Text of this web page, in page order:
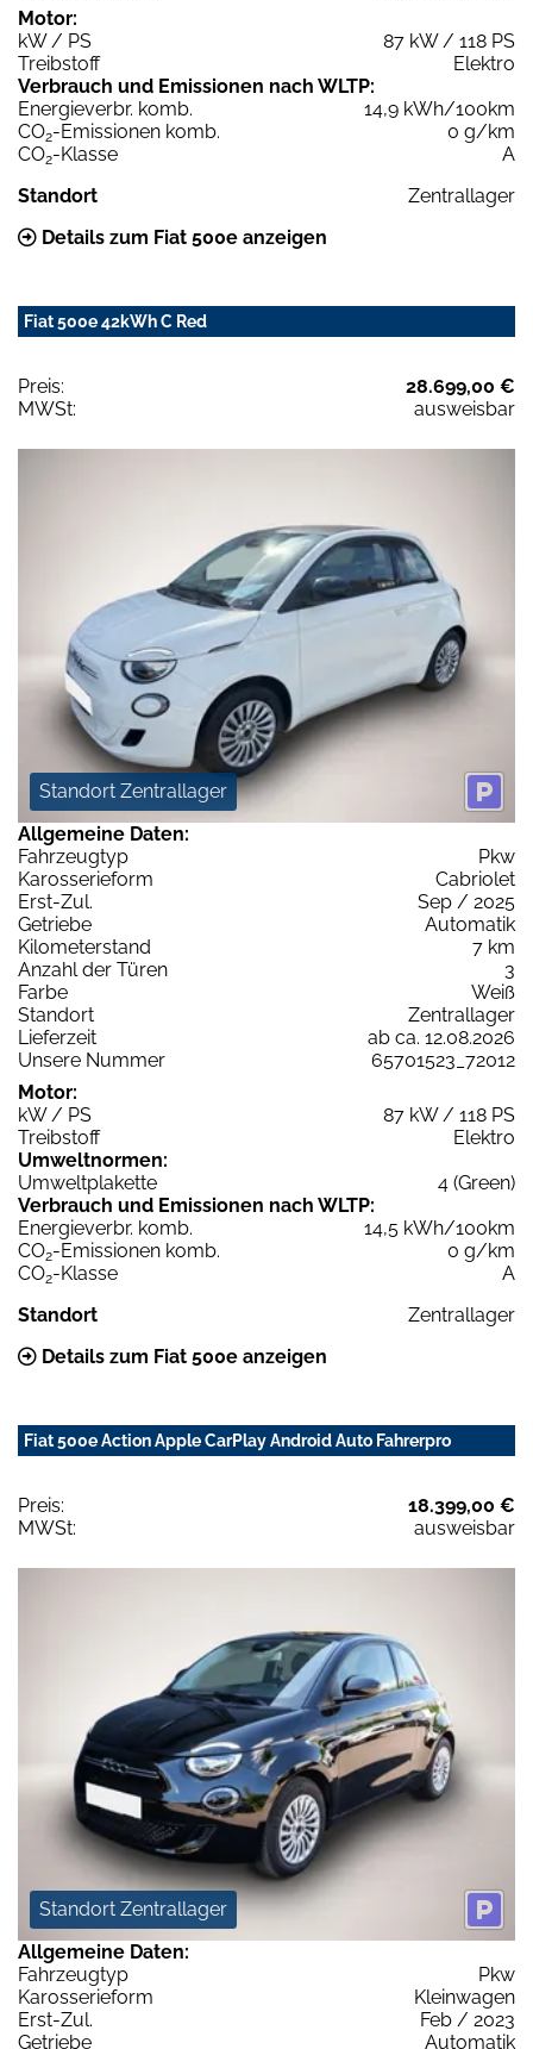
Motor:
kW / PS
87 kW / 118 PS
Treibstoff
Elektro
Verbrauch und Emissionen nach WLTP:
Energieverbr. komb.
14,9 kWh/100km
CO2-Emissionen komb.
0 g/km
CO2-Klasse
A
Standort
Zentrallager
Details zum Fiat 500e anzeigen
Fiat 500e 42kWh C Red
Preis:
28.699,00 €
MWSt:
ausweisbar
Standort Zentrallager
Allgemeine Daten:
Fahrzeugtyp
Pkw
Karosserieform
Cabriolet
Erst-Zul.
Sep / 2025
Getriebe
Automatik
Kilometerstand
7 km
Anzahl der Türen
3
Farbe
Weiß
Standort
Zentrallager
Lieferzeit
ab ca. 12.08.2026
Unsere Nummer
65701523_72012
Motor:
kW / PS
87 kW / 118 PS
Treibstoff
Elektro
Umweltnormen:
Umweltplakette
4 (Green)
Verbrauch und Emissionen nach WLTP:
Energieverbr. komb.
14,5 kWh/100km
CO2-Emissionen komb.
0 g/km
CO2-Klasse
A
Standort
Zentrallager
Details zum Fiat 500e anzeigen
Fiat 500e Action Apple CarPlay Android Auto Fahrerpro
Preis:
18.399,00 €
MWSt:
ausweisbar
Standort Zentrallager
Allgemeine Daten:
Fahrzeugtyp
Pkw
Karosserieform
Kleinwagen
Erst-Zul.
Feb / 2023
Getriebe
Automatik